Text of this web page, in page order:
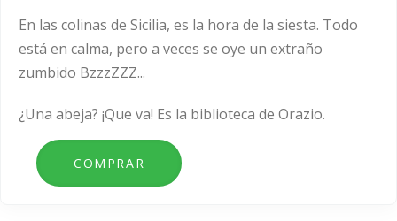
En las colinas de Sicilia, es la hora de la siesta. Todo
está en calma, pero a veces se oye un extraño
zumbido BzzzZZZ...
¿Una abeja? ¡Que va! Es la biblioteca de Orazio.